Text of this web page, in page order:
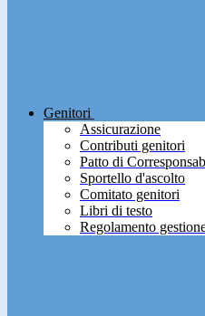
Genitori
Assicurazione
Contributi genitori
Patto di
Sportello d'ascolto
Comitato genitori
Libri di testo
Regolamento